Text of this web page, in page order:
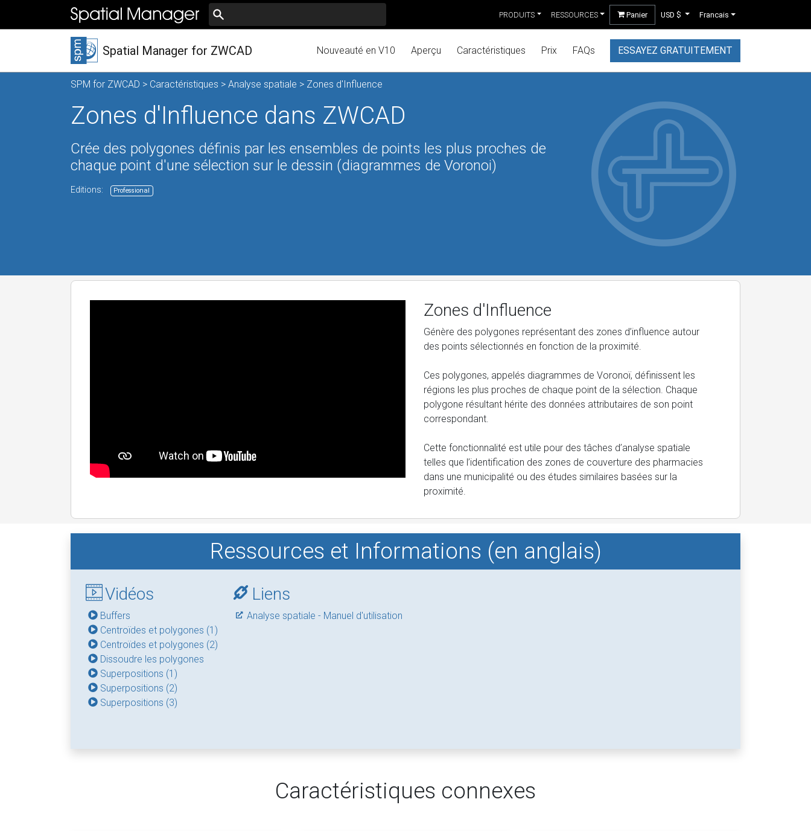
PRODUITS RESSOURCES Panier USD $ Francais
Spatial Manager for ZWCAD Nouveauté en V10 Aperçu Caractéristiques Prix FAQs ESSAYEZ GRATUITEMENT
SPM for ZWCAD > Caractéristiques > Analyse spatiale > Zones d'Influence
Zones d'Influence dans ZWCAD
Crée des polygones définis par les ensembles de points les plus proches de
chaque point d'une sélection sur le dessin (diagrammes de Voronoi)
Editions: Professional
Zones d'Influence
Génère des polygones représentant des zones d’influence autour
des points sélectionnés en fonction de la proximité.
Ces polygones, appelés diagrammes de Voronoï, définissent les
régions les plus proches de chaque point de la sélection. Chaque
polygone résultant hérite des données attributaires de son point
correspondant.
Cette fonctionnalité est utile pour des tâches d’analyse spatiale
telles que l’identification des zones de couverture des pharmacies
dans une municipalité ou des études similaires basées sur la
proximité.
Ressources et Informations (en anglais)
Vidéos
Buffers
Centroïdes et polygones (1)
Centroïdes et polygones (2)
Dissoudre les polygones
Superpositions (1)
Superpositions (2)
Superpositions (3)
Liens
Analyse spatiale - Manuel d'utilisation
Caractéristiques connexes